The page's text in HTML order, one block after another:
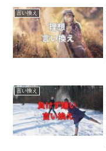
言い換え
言い換え